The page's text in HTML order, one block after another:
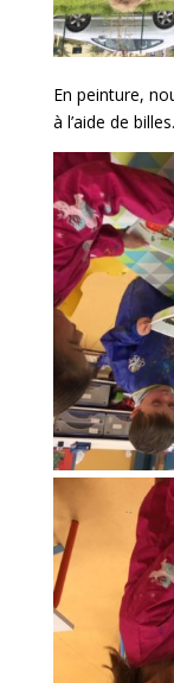
En peinture,
à l’aide de billes.